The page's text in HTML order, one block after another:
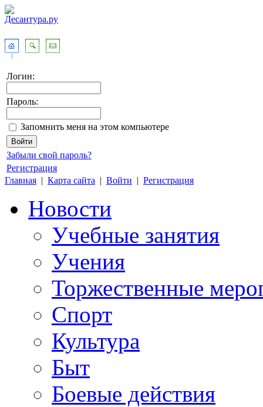
Логин:
Пароль:
Запомнить меня на этом компьютере
Забыли свой пароль?
Регистрация
Главная | Карта сайта | Войти | Регистрация
Новости
Учебные занятия
Учения
Торжественные
Спорт
Культура
Быт
Боевые действия